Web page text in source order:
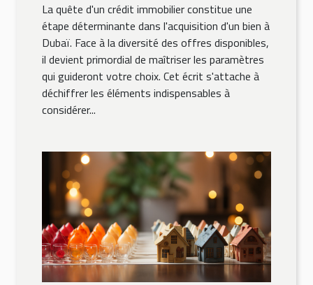
La quête d'un crédit immobilier constitue une
étape déterminante dans l'acquisition d'un bien à
Dubaï. Face à la diversité des offres disponibles,
il devient primordial de maîtriser les paramètres
qui guideront votre choix. Cet écrit s'attache à
déchiffrer les éléments indispensables à
considérer...